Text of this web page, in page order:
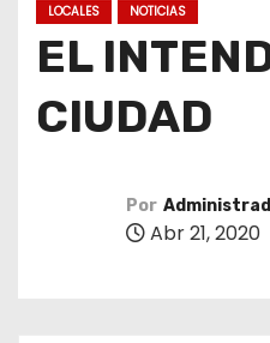
LOCALES NOTICIAS
EL
CIUDAD
Por
Abr 21, 2020